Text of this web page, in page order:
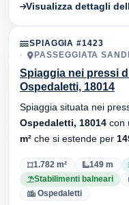
Visualizza dettagli
SPIAGGIA #1423
PASSEGGIATA
Spiaggia nei pressi
Ospedaletti, 18014
Spiaggia situata nei
Ospedaletti, 18014 con
m² che si estende per
1.782 m² 149 m
Stabilimenti balneari
Ospedaletti